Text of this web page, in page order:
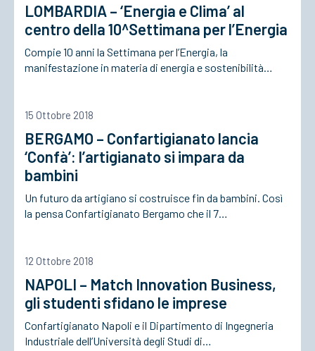
LOMBARDIA – ‘Energia e Clima’ al
centro della 10^Settimana per l’Energia
Compie 10 anni la Settimana per l’Energia, la
manifestazione in materia di energia e sostenibilità…
15 Ottobre 2018
BERGAMO – Confartigianato lancia
‘Confà’: l’artigianato si impara da
bambini
Un futuro da artigiano si costruisce fin da bambini. Così
la pensa Confartigianato Bergamo che il 7…
12 Ottobre 2018
NAPOLI – Match Innovation Business,
gli studenti sfidano le imprese
Confartigianato Napoli e il Dipartimento di Ingegneria
Industriale dell’Università degli Studi di…